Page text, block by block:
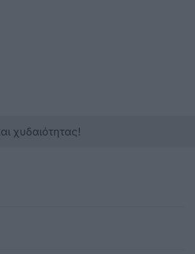
χυδαιότητας!